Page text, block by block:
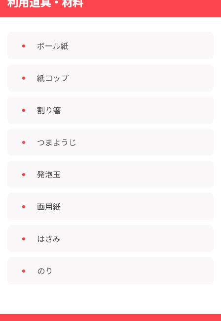
ボール紙
紙コップ
割り箸
つまようじ
発泡玉
画用紙
はさみ
のり